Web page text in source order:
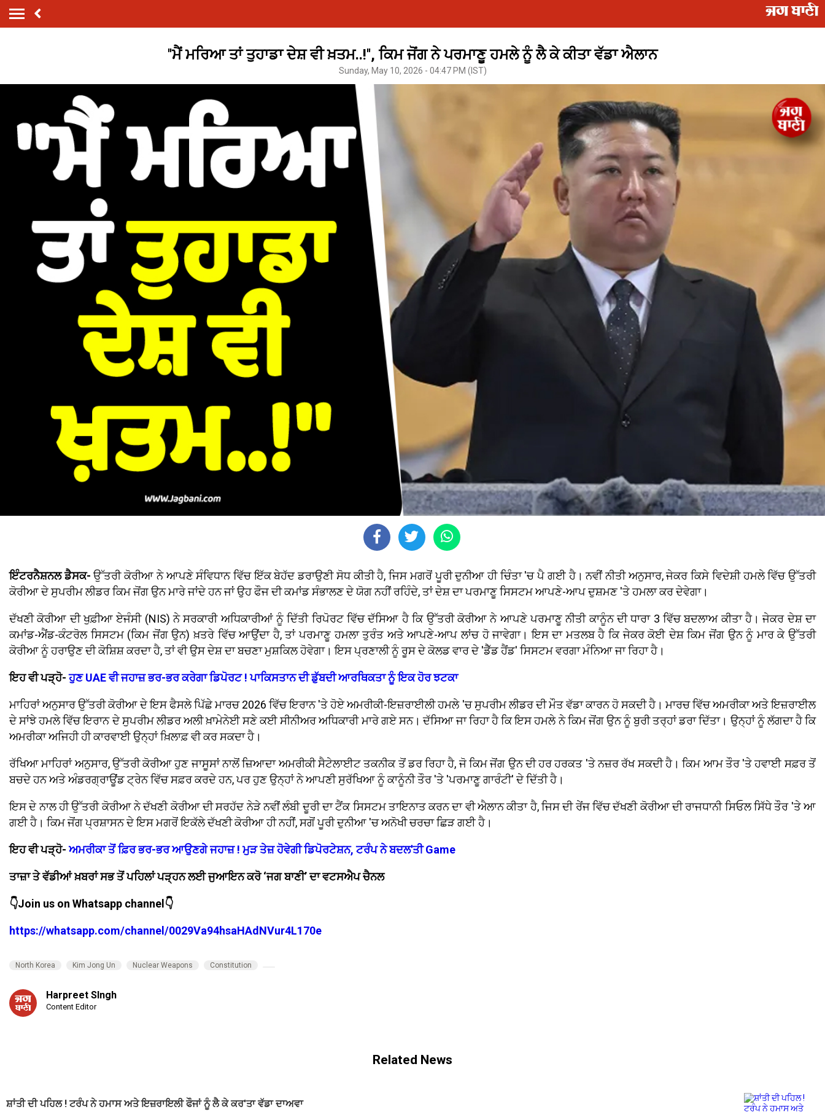
''ਮੈਂ ਮਰਿਆ ਤਾਂ ਤੁਹਾਡਾ ਦੇਸ਼ ਵੀ ਖ਼ਤਮ..!'', ਕਿਮ ਜੋਂਗ ਨੇ ਪਰਮਾਣੂ ਹਮਲੇ ਨੂੰ ਲੈ ਕੇ ਕੀਤਾ ਵੱਡਾ ਐਲਾਨ
Sunday, May 10, 2026 - 04:47 PM (IST)
ਇੰਟਰਨੈਸ਼ਨਲ ਡੈਸਕ-ਉੱਤਰੀ ਕੋਰੀਆ ਨੇ ਆਪਣੇ ਸੰਵਿਧਾਨ ਵਿੱਚ ਇੱਕ ਬੇਹੱਦ ਡਰਾਉਣੀ ਸੋਧ ਕੀਤੀ ਹੈ, ਜਿਸ ਮਗਰੋਂ ਪੂਰੀ ਦੁਨੀਆ ਹੀ ਚਿੰਤਾ 'ਚ ਪੈ ਗਈ ਹੈ। ਨਵੀਂ ਨੀਤੀ ਅਨੁਸਾਰ, ਜੇਕਰ ਕਿਸੇ ਵਿਦੇਸ਼ੀ ਹਮਲੇ ਵਿੱਚ ਉੱਤਰੀ
ਕੋਰੀਆ ਦੇ ਸੁਪਰੀਮ ਲੀਡਰ ਕਿਮ ਜੋਂਗ ਉਨ ਮਾਰੇ ਜਾਂਦੇ ਹਨ ਜਾਂ ਉਹ ਫੌਜ ਦੀ ਕਮਾਂਡ ਸੰਭਾਲਣ ਦੇ ਯੋਗ ਨਹੀਂ ਰਹਿੰਦੇ, ਤਾਂ ਦੇਸ਼ ਦਾ ਪਰਮਾਣੂ ਸਿਸਟਮ ਆਪਣੇ-ਆਪ ਦੁਸ਼ਮਣ 'ਤੇ ਹਮਲਾ ਕਰ ਦੇਵੇਗਾ।
ਦੱਖਣੀ ਕੋਰੀਆ ਦੀ ਖੁਫ਼ੀਆ ਏਜੰਸੀ (NIS) ਨੇ ਸਰਕਾਰੀ ਅਧਿਕਾਰੀਆਂ ਨੂੰ ਦਿੱਤੀ ਰਿਪੋਰਟ ਵਿੱਚ ਦੱਸਿਆ ਹੈ ਕਿ ਉੱਤਰੀ ਕੋਰੀਆ ਨੇ ਆਪਣੇ ਪਰਮਾਣੂ ਨੀਤੀ ਕਾਨੂੰਨ ਦੀ ਧਾਰਾ 3 ਵਿੱਚ ਬਦਲਾਅ ਕੀਤਾ ਹੈ। ਜੇਕਰ ਦੇਸ਼ ਦਾ
ਕਮਾਂਡ-ਐਂਡ-ਕੰਟਰੋਲ ਸਿਸਟਮ (ਕਿਮ ਜੋਂਗ ਉਨ) ਖ਼ਤਰੇ ਵਿੱਚ ਆਉਂਦਾ ਹੈ, ਤਾਂ ਪਰਮਾਣੂ ਹਮਲਾ ਤੁਰੰਤ ਅਤੇ ਆਪਣੇ-ਆਪ ਲਾਂਚ ਹੋ ਜਾਵੇਗਾ। ਇਸ ਦਾ ਮਤਲਬ ਹੈ ਕਿ ਜੇਕਰ ਕੋਈ ਦੇਸ਼ ਕਿਮ ਜੋਂਗ ਉਨ ਨੂੰ ਮਾਰ ਕੇ ਉੱਤਰੀ
ਕੋਰੀਆ ਨੂੰ ਹਰਾਉਣ ਦੀ ਕੋਸ਼ਿਸ਼ ਕਰਦਾ ਹੈ, ਤਾਂ ਵੀ ਉਸ ਦੇਸ਼ ਦਾ ਬਚਣਾ ਮੁਸ਼ਕਿਲ ਹੋਵੇਗਾ। ਇਸ ਪ੍ਰਣਾਲੀ ਨੂੰ ਰੂਸ ਦੇ ਕੋਲਡ ਵਾਰ ਦੇ 'ਡੈੱਡ ਹੈਂਡ' ਸਿਸਟਮ ਵਰਗਾ ਮੰਨਿਆ ਜਾ ਰਿਹਾ ਹੈ।
ਇਹ ਵੀ ਪੜ੍ਹੋ-ਹੁਣ UAE ਵੀ ਜਹਾਜ਼ ਭਰ-ਭਰ ਕਰੇਗਾ ਡਿਪੋਰਟ ! ਪਾਕਿਸਤਾਨ ਦੀ ਡੁੱਬਦੀ ਆਰਥਿਕਤਾ ਨੂੰ ਇਕ ਹੋਰ ਝਟਕਾ
ਮਾਹਿਰਾਂ ਅਨੁਸਾਰ ਉੱਤਰੀ ਕੋਰੀਆ ਦੇ ਇਸ ਫੈਸਲੇ ਪਿੱਛੇ ਮਾਰਚ 2026 ਵਿੱਚ ਇਰਾਨ 'ਤੇ ਹੋਏ ਅਮਰੀਕੀ-ਇਜ਼ਰਾਈਲੀ ਹਮਲੇ 'ਚ ਸੁਪਰੀਮ ਲੀਡਰ ਦੀ ਮੌਤ ਵੱਡਾ ਕਾਰਨ ਹੋ ਸਕਦੀ ਹੈ। ਮਾਰਚ ਵਿੱਚ ਅਮਰੀਕਾ ਅਤੇ ਇਜ਼ਰਾਈਲ
ਦੇ ਸਾਂਝੇ ਹਮਲੇ ਵਿੱਚ ਇਰਾਨ ਦੇ ਸੁਪਰੀਮ ਲੀਡਰ ਅਲੀ ਖ਼ਾਮੇਨੇਈ ਸਣੇ ਕਈ ਸੀਨੀਅਰ ਅਧਿਕਾਰੀ ਮਾਰੇ ਗਏ ਸਨ। ਦੱਸਿਆ ਜਾ ਰਿਹਾ ਹੈ ਕਿ ਇਸ ਹਮਲੇ ਨੇ ਕਿਮ ਜੋਂਗ ਉਨ ਨੂੰ ਬੁਰੀ ਤਰ੍ਹਾਂ ਡਰਾ ਦਿੱਤਾ। ਉਨ੍ਹਾਂ ਨੂੰ ਲੱਗਦਾ ਹੈ ਕਿ
ਅਮਰੀਕਾ ਅਜਿਹੀ ਹੀ ਕਾਰਵਾਈ ਉਨ੍ਹਾਂ ਖ਼ਿਲਾਫ਼ ਵੀ ਕਰ ਸਕਦਾ ਹੈ।
ਰੱਖਿਆ ਮਾਹਿਰਾਂ ਅਨੁਸਾਰ, ਉੱਤਰੀ ਕੋਰੀਆ ਹੁਣ ਜਾਸੂਸਾਂ ਨਾਲੋਂ ਜ਼ਿਆਦਾ ਅਮਰੀਕੀ ਸੈਟੇਲਾਈਟ ਤਕਨੀਕ ਤੋਂ ਡਰ ਰਿਹਾ ਹੈ, ਜੋ ਕਿਮ ਜੋਂਗ ਉਨ ਦੀ ਹਰ ਹਰਕਤ 'ਤੇ ਨਜ਼ਰ ਰੱਖ ਸਕਦੀ ਹੈ। ਕਿਮ ਆਮ ਤੌਰ 'ਤੇ ਹਵਾਈ ਸਫ਼ਰ ਤੋਂ
ਬਚਦੇ ਹਨ ਅਤੇ ਅੰਡਰਗ੍ਰਾਊਂਡ ਟ੍ਰੇਨ ਵਿੱਚ ਸਫ਼ਰ ਕਰਦੇ ਹਨ, ਪਰ ਹੁਣ ਉਨ੍ਹਾਂ ਨੇ ਆਪਣੀ ਸੁਰੱਖਿਆ ਨੂੰ ਕਾਨੂੰਨੀ ਤੌਰ 'ਤੇ 'ਪਰਮਾਣੂ ਗਾਰੰਟੀ' ਦੇ ਦਿੱਤੀ ਹੈ।
ਇਸ ਦੇ ਨਾਲ ਹੀ ਉੱਤਰੀ ਕੋਰੀਆ ਨੇ ਦੱਖਣੀ ਕੋਰੀਆ ਦੀ ਸਰਹੱਦ ਨੇੜੇ ਨਵੀਂ ਲੰਬੀ ਦੂਰੀ ਦਾ ਟੈਂਕ ਸਿਸਟਮ ਤਾਇਨਾਤ ਕਰਨ ਦਾ ਵੀ ਐਲਾਨ ਕੀਤਾ ਹੈ, ਜਿਸ ਦੀ ਰੇਂਜ ਵਿੱਚ ਦੱਖਣੀ ਕੋਰੀਆ ਦੀ ਰਾਜਧਾਨੀ ਸਿਓਲ ਸਿੱਧੇ ਤੌਰ 'ਤੇ ਆ
ਗਈ ਹੈ। ਕਿਮ ਜੋਂਗ ਪ੍ਰਸ਼ਾਸਨ ਦੇ ਇਸ ਮਗਰੋਂ ਇਕੱਲੇ ਦੱਖਣੀ ਕੋਰੀਆ ਹੀ ਨਹੀਂ, ਸਗੋਂ ਪੂਰੀ ਦੁਨੀਆ 'ਚ ਅਨੋਖੀ ਚਰਚਾ ਛਿੜ ਗਈ ਹੈ।
ਇਹ ਵੀ ਪੜ੍ਹੋ-ਅਮਰੀਕਾ ਤੋਂ ਫ਼ਿਰ ਭਰ-ਭਰ ਆਉਣਗੇ ਜਹਾਜ਼ ! ਮੁੜ ਤੇਜ਼ ਹੋਵੇਗੀ ਡਿਪੋਰਟੇਸ਼ਨ, ਟਰੰਪ ਨੇ ਬਦਲ'ਤੀ Game
ਤਾਜ਼ਾ ਤੇ ਵੱਡੀਆਂ ਖ਼ਬਰਾਂ ਸਭ ਤੋਂ ਪਹਿਲਾਂ ਪੜ੍ਹਨ ਲਈ ਜੁਆਇਨ ਕਰੋ ‘ਜਗ ਬਾਣੀ’ ਦਾ ਵਟਸਐਪ ਚੈਨਲ
👇Join us on Whatsapp channel👇
https://whatsapp.com/channel/0029Va94hsaHAdNVur4L170e
North Korea Kim Jong Un Nuclear Weapons Constitution
Harpreet SIngh
Content Editor
Related News
ਸ਼ਾਂਤੀ ਦੀ ਪਹਿਲ ! ਟਰੰਪ ਨੇ ਹਮਾਸ ਅਤੇ ਇਜ਼ਰਾਇਲੀ ਫੌਜਾਂ ਨੂੰ ਲੈ ਕੇ ਕਰ'ਤਾ ਵੱਡਾ ਦਾਅਵਾ